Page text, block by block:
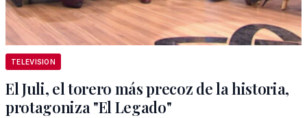
TELEVISION
El Juli, el torero más precoz de la historia,
protagoniza "El Legado"